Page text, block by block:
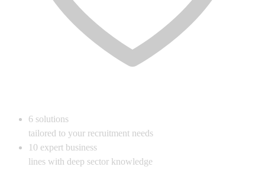
6 solutions
tailored to your recruitment needs
10 expert business
lines with deep sector knowledge